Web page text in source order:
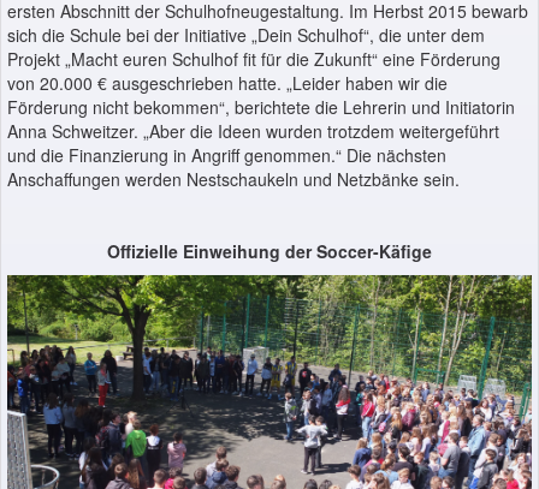
ersten Abschnitt der Schulhofneugestaltung. Im Herbst 2015 bewarb
sich die Schule bei der Initiative „Dein Schulhof“, die unter dem
Projekt „Macht euren Schulhof fit für die Zukunft“ eine Förderung
von 20.000 € ausgeschrieben hatte. „Leider haben wir die
Förderung nicht bekommen“, berichtete die Lehrerin und Initiatorin
Anna Schweitzer. „Aber die Ideen wurden trotzdem weitergeführt
und die Finanzierung in Angriff genommen.“ Die nächsten
Anschaffungen werden Nestschaukeln und Netzbänke sein.
Offizielle Einweihung der Soccer-Käfige